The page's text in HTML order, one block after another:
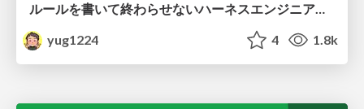
ルールを書いて終わらせないハーネスエンジニアリング
yug1224
4 1.8k